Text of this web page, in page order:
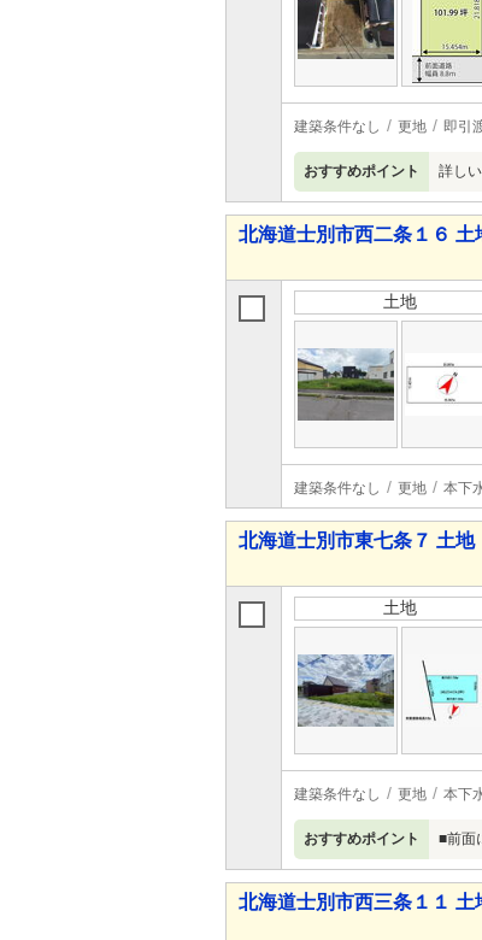
建築条件なし 更地 即引
おすすめポイント 詳し
北海道士別市西二条１６ 土
土地
建築条件なし 更地 本下
北海道士別市東七条７ 土地
土地
建築条件なし 更地 本下
おすすめポイント ■前面
北海道士別市西三条１１ 土